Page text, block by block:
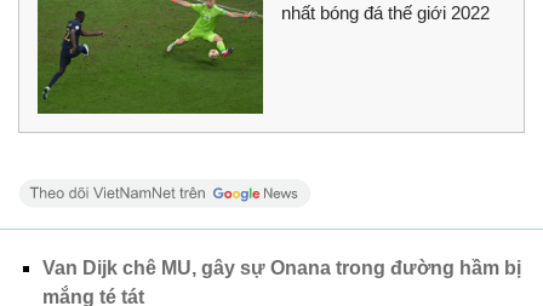
nhất bóng đá thế giới 2022
Van Dijk chê MU, gây sự Onana trong đường hầm bị
mắng té tát